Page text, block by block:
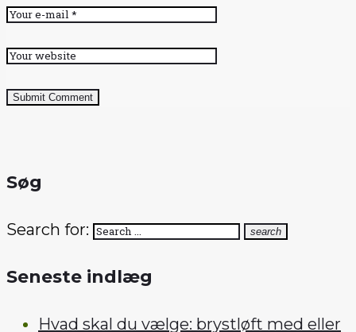
Submit Comment
Søg
Search for: search
Seneste indlæg
Hvad skal du vælge: brystløft med eller